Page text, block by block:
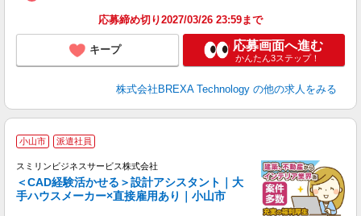
応募締め切り2027/03/26 23:59まで
キープ 応募画面へ進む
かんたん3ステップ！
株式会社BREXA Technology の他の求人をみる
小山市 派遣社員
スミリンビジネスサービス株式会社
＜CAD経験活かせる＞設計アシスタント｜大
手ハウスメーカー×直接雇用あり｜小山市